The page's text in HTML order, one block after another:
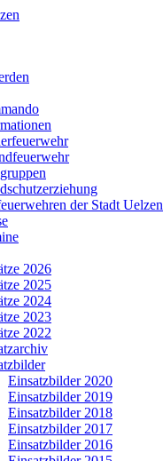
der Stadt Uelzen
2026
2025
2024
2023
2022
Einsatzbilder 2020
Einsatzbilder 2019
Einsatzbilder 2018
Einsatzbilder 2017
Einsatzbilder 2016